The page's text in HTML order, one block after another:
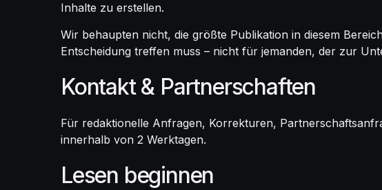
Inhalte zu erstellen.
Wir behaupten nicht, die größte Publikation in diesem
Entscheidung treffen muss – nicht für jemanden, der zur
Kontakt & Partnerschaften
Für redaktionelle Anfragen, Korrekturen,
innerhalb von 2 Werktagen.
Lesen beginnen